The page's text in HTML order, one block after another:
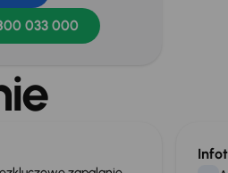
033 000